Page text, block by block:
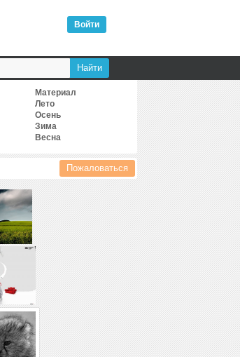
Войти
Материал
Лето
Осень
Зима
Весна
Пожаловаться